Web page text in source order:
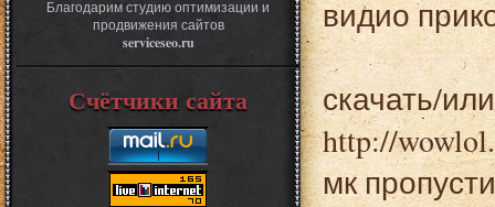
видио
скачать/
http://
мк
Благодарим студию оптимизации и
продвижения сайтов
serviceseo.ru
Счётчики сайта